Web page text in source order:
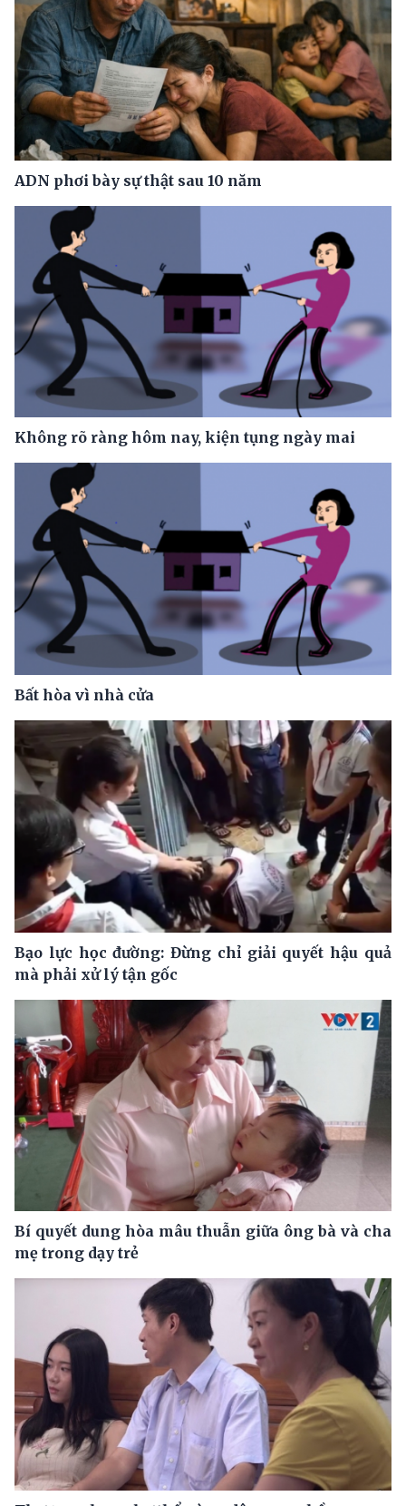
ADN phơi bày sự thật sau 10 năm
Không rõ ràng hôm nay, kiện tụng ngày mai
Bất hòa vì nhà cửa
Bạo lực học đường: Đừng chỉ giải quyết hậu quả
mà phải xử lý tận gốc
Bí quyết dung hòa mâu thuẫn giữa ông bà và cha
mẹ trong dạy trẻ